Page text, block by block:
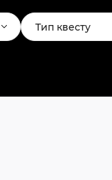
Тип квесту